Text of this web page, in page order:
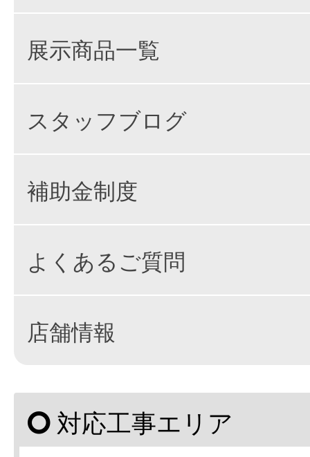
展示商品一覧
スタッフブログ
補助金制度
よくあるご質問
店舗情報
対応工事エリア